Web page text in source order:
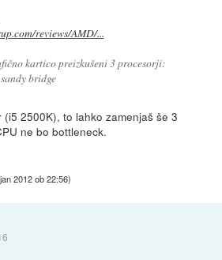
reviews/AMD/...
kartico preizkušeni 3 procesorji:
bridge
2500K), to lahko zamenjaš še 3
ne bo bottleneck.
2012 ob 22:56)